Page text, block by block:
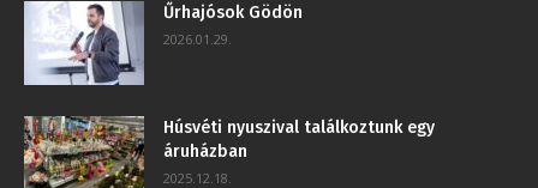
Űrhajósok Gödön
2026.01.29.
Húsvéti nyuszival találkoztunk egy
áruházban
2025.12.18.